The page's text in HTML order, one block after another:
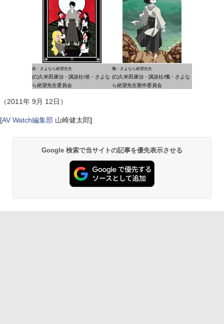
俗・さよなら絶望先生
(C)久米田康治・講談社/俗・さよな
ら絶望先生委員会
懺・さよなら絶望先生
(C)久米田康治・講談社/懺・さよな
ら絶望先生製作委員会
（2011年 9月 12日）
[AV Watch編集部 山崎健太郎]
Google 検索で当サイトの記事を優先表示させる